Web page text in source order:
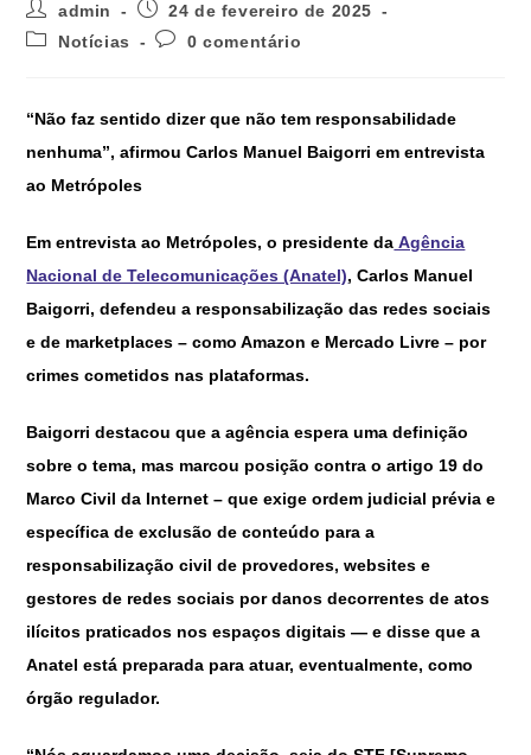
admin
24 de fevereiro de 2025
Notícias
0 comentário
“Não faz sentido dizer que não tem responsabilidade
nenhuma”, afirmou Carlos Manuel Baigorri em entrevista
ao Metrópoles
Em entrevista ao Metrópoles, o presidente da Agência
Nacional de Telecomunicações (Anatel), Carlos Manuel
Baigorri, defendeu a responsabilização das redes sociais
e de marketplaces – como Amazon e Mercado Livre – por
crimes cometidos nas plataformas.
Baigorri destacou que a agência espera uma definição
sobre o tema, mas marcou posição contra o artigo 19 do
Marco Civil da Internet – que exige ordem judicial prévia e
específica de exclusão de conteúdo para a
responsabilização civil de provedores, websites e
gestores de redes sociais por danos decorrentes de atos
ilícitos praticados nos espaços digitais — e disse que a
Anatel está preparada para atuar, eventualmente, como
órgão regulador.